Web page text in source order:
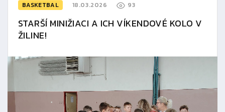
BASKETBAL 18.03.2026 93
STARŠÍ MINIŽIACI A ICH VÍKENDOVÉ KOLO V
ŽILINE!